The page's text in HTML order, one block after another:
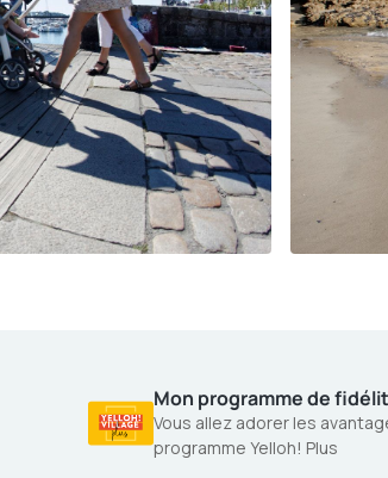
Mon programme de
Vous allez adorer les
programme Yelloh! Plus